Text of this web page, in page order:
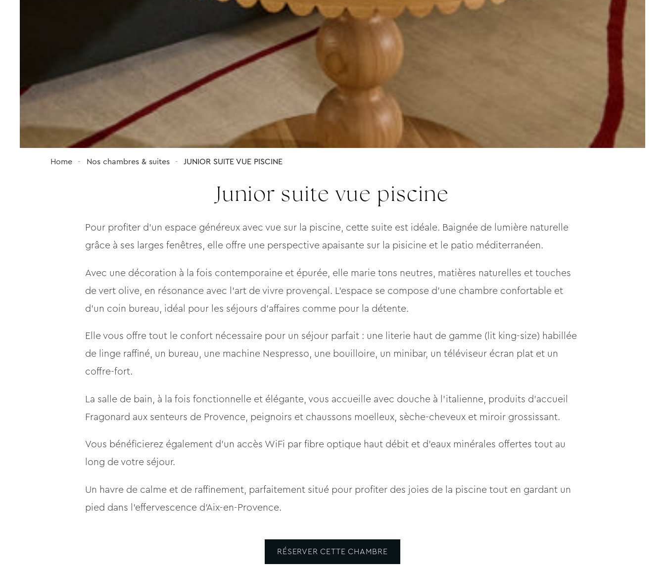
Home Nos chambres & suites JUNIOR SUITE VUE PISCINE
Junior suite vue piscine
Pour profiter d’un espace généreux avec vue sur la piscine, cette suite est idéale. Baignée de lumière naturelle
grâce à ses larges fenêtres, elle offre une perspective apaisante sur la pisicine et le patio méditerranéen.
Avec une décoration à la fois contemporaine et épurée, elle marie tons neutres, matières naturelles et touches
de vert olive, en résonance avec l’art de vivre provençal. L’espace se compose d’une chambre confortable et
d’un coin bureau, idéal pour les séjours d’affaires comme pour la détente.
Elle vous offre tout le confort nécessaire pour un séjour parfait : une literie haut de gamme (lit king-size) habillée
de linge raffiné, un bureau, une machine Nespresso, une bouilloire, un minibar, un téléviseur écran plat et un
coffre-fort.
La salle de bain, à la fois fonctionnelle et élégante, vous accueille avec douche à l’italienne, produits d’accueil
Fragonard aux senteurs de Provence, peignoirs et chaussons moelleux, sèche-cheveux et miroir grossissant.
Vous bénéficierez également d’un accès WiFi par fibre optique haut débit et d’eaux minérales offertes tout au
long de votre séjour.
Un havre de calme et de raffinement, parfaitement situé pour profiter des joies de la piscine tout en gardant un
pied dans l’effervescence d’Aix-en-Provence.
RÉSERVER CETTE CHAMBRE